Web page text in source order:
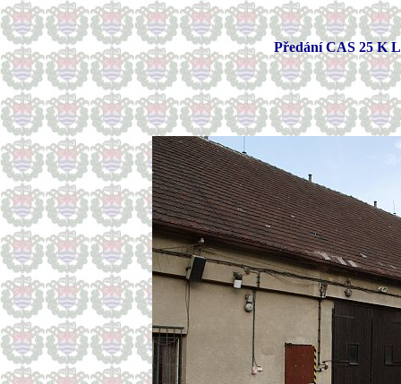
Předání CAS 25 K